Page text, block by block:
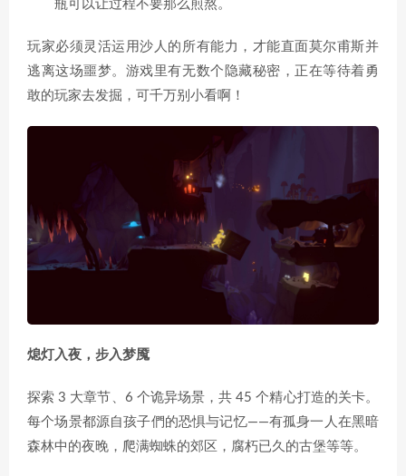
瓶可以让过程不要那么煎熬。
玩家必须灵活运用沙人的所有能力，才能直面莫尔甫斯并
逃离这场噩梦。游戏里有无数个隐藏秘密，正在等待着勇
敢的玩家去发掘，可千万别小看啊！
熄灯入夜，步入梦魇
探索 3 大章节、6 个诡异场景，共 45 个精心打造的关卡。
每个场景都源自孩子們的恐惧与记忆——有孤身一人在黑暗
森林中的夜晚，爬满蜘蛛的郊区，腐朽已久的古堡等等。